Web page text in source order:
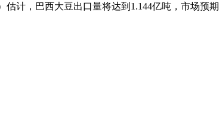
计，巴西大豆出口量将达到1.144亿吨，市场预